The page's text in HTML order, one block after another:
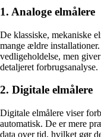
1. Analoge elmålere
De klassiske, mekaniske
mange ældre
vedligeholdelse, men
detaljeret forbrugsanalyse.
2. Digitale elmålere
Digitale elmålere viser
automatisk. De er mere
data over tid, hvilket gør